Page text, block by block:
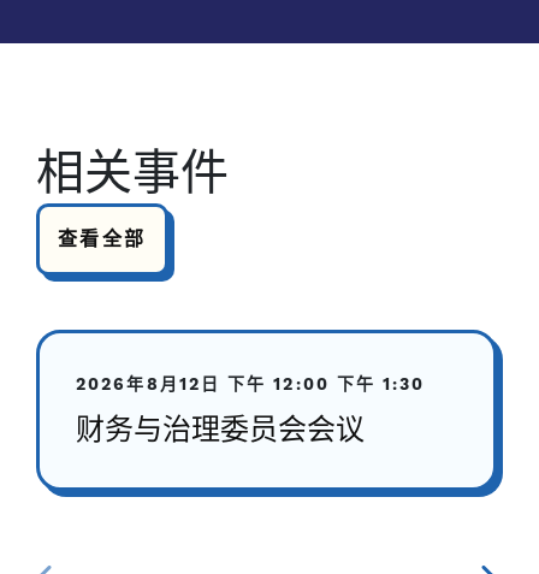
相关事件
查看全部
2026年8月12日 下午 12:00 下午 1:30
财务与治理委员会会议